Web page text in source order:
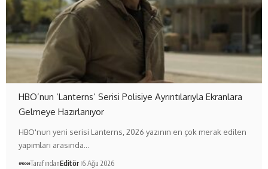
HBO’nun ‘Lanterns’ Serisi Polisiye Ayrıntılarıyla Ekranlara
Gelmeye Hazırlanıyor
HBO'nun yeni serisi Lanterns, 2026 yazının en çok merak edilen
yapımları arasında…
TarafındanEditör 6 Ağu 2026